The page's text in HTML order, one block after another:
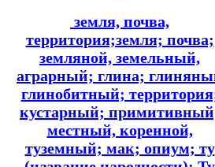
земля, почва,
территория;земля; почва;
земляной, земельный,
аграрный; глина;
глинобитный;
кустарный;
местный, коренной,
туземный; мак; опиум; ту